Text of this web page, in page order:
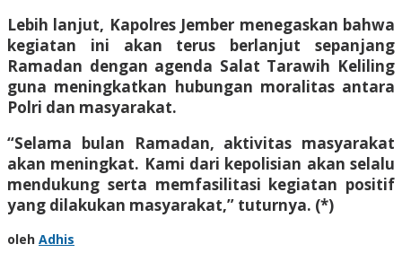
Lebih lanjut, Kapolres Jember menegaskan bahwa
kegiatan ini akan terus berlanjut sepanjang
Ramadan dengan agenda Salat Tarawih Keliling
guna meningkatkan hubungan moralitas antara
Polri dan masyarakat.
“Selama bulan Ramadan, aktivitas masyarakat
akan meningkat. Kami dari kepolisian akan selalu
mendukung serta memfasilitasi kegiatan positif
yang dilakukan masyarakat,” tuturnya. (*)
oleh Adhis